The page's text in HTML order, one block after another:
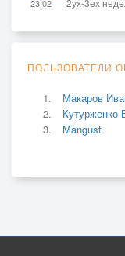
23:02
ПОЛЬЗОВАТЕЛИ
Макаров
Кутурженко
Mangust